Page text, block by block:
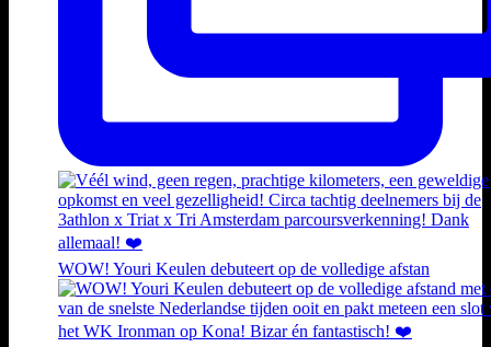
WOW! Youri Keulen debuteert op de volledige afstan